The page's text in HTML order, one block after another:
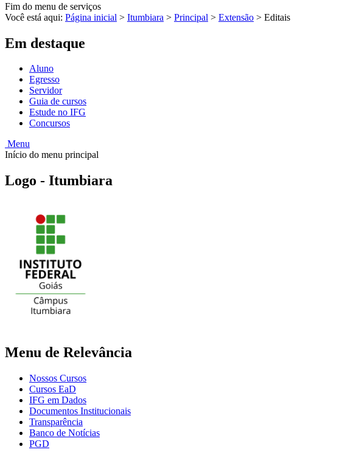
Fim do menu de serviços
Você está aqui: Página inicial > Itumbiara > Principal > Extensão > Editais
Em destaque
Aluno
Egresso
Servidor
Guia de cursos
Estude no IFG
Concursos
Menu
Início do menu principal
Logo - Itumbiara
Menu de Relevância
Nossos Cursos
Cursos EaD
IFG em Dados
Documentos Institucionais
Transparência
Banco de Notícias
PGD